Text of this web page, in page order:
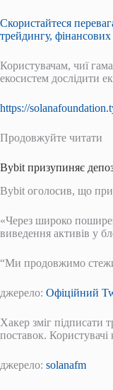
Скористайтеся
трейдингу,
Користувачам, чиї
екосистем дослідити
https://
Продовжуйте читати
Bybit призупиняє
Bybit оголосив, що
«Через широко
виведення активів у
“Ми продовжимо
джерело: Офіційний
Хакер зміг підписати
поставок.
джерело: solanafm